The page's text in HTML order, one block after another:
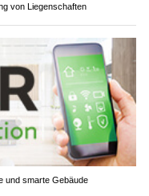
von Liegenschaften
und smarte Gebäude